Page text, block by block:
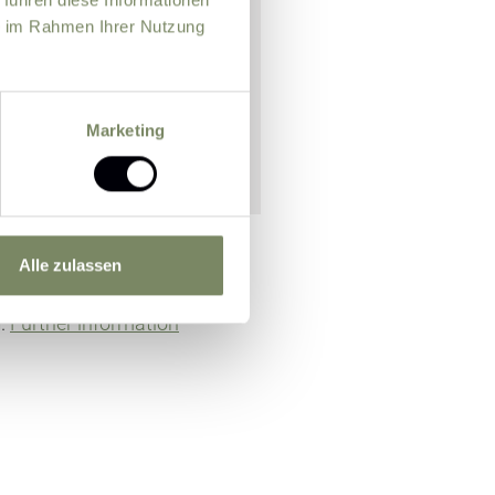
Rahmen Ihrer Nutzung
Marketing
Alle zulassen
officer for the purpose of
Further information